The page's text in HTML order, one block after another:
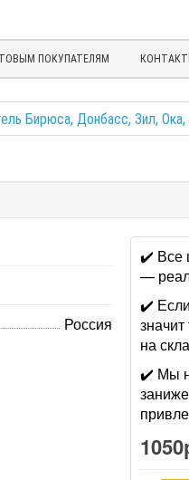
ПОКУПАТЕЛЯМ
Бирюса, Донбасс, Зил,
Россия
✔️ Все
—
✔️ Если
на
✔️ Мы